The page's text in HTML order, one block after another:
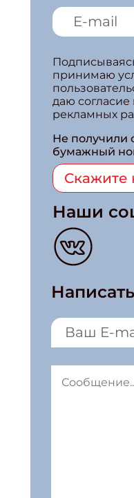
принимаю
даю
рекламных
Не получили
бумажный
Скажите
Наши